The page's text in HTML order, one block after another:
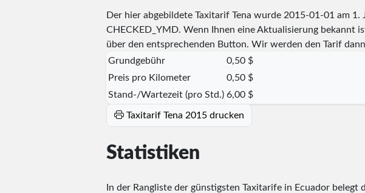
Der hier abgebildete Taxitarif Tena wurde 2015-01-01 am 1.
CHECKED_YMD. Wenn Ihnen eine Aktualisierung bekannt
über den entsprechenden Button. Wir werden den Tarif
Grundgebühr
0,50 $
Preis pro Kilometer
0,50 $
Stand-/Wartezeit (pro Std.) 6,00 $
Taxitarif Tena 2015 drucken
Statistiken
In der Rangliste der günstigsten Taxitarife in Ecuador belegt